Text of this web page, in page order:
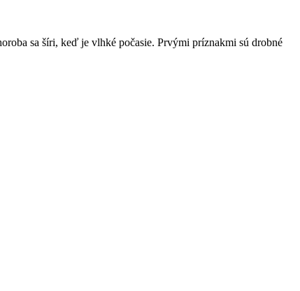
sa šíri, keď je vlhké počasie. Prvými príznakmi sú drobné